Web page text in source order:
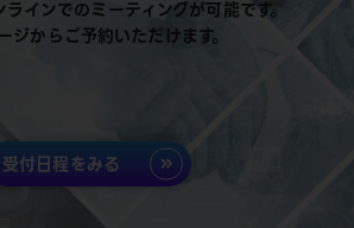
インでのミーティングが可能です。
ジからご予約いただけます。
受付日程をみる